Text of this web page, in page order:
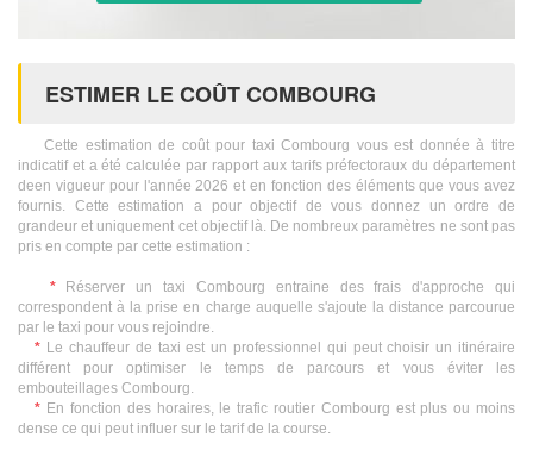
ESTIMER LE COÛT COMBOURG
Cette estimation de coût pour taxi Combourg vous est donnée à titre
indicatif et a été calculée par rapport aux tarifs préfectoraux du département
deen vigueur pour l'année 2026 et en fonction des éléments que vous avez
fournis. Cette estimation a pour objectif de vous donnez un ordre de
grandeur et uniquement cet objectif là. De nombreux paramètres ne sont pas
pris en compte par cette estimation :
*Réserver un taxi Combourg entraine des frais d'approche qui
correspondent à la prise en charge auquelle s'ajoute la distance parcourue
par le taxi pour vous rejoindre.
* Le chauffeur de taxi est un professionnel qui peut choisir un itinéraire
différent pour optimiser le temps de parcours et vous éviter les
embouteillages Combourg.
* En fonction des horaires, le trafic routier Combourg est plus ou moins
dense ce qui peut influer sur le tarif de la course.